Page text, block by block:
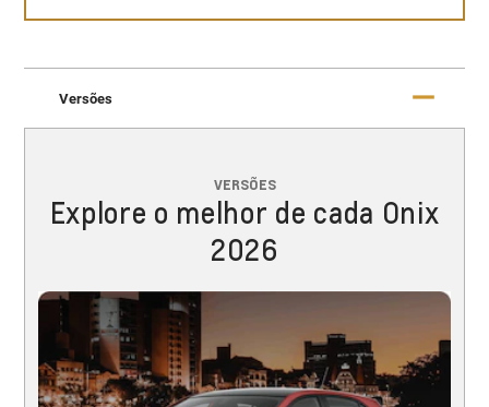
Versões
VERSÕES
Explore o melhor de cada Onix
2026